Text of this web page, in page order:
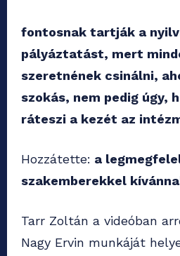
fontosnak tartják a
pályáztatást, mert
szeretnének csinálni,
szokás, nem pedig úgy,
ráteszi a kezét az
Hozzátette: a
szakemberekkel
Tarr Zoltán a videóban
Nagy Ervin munkáját